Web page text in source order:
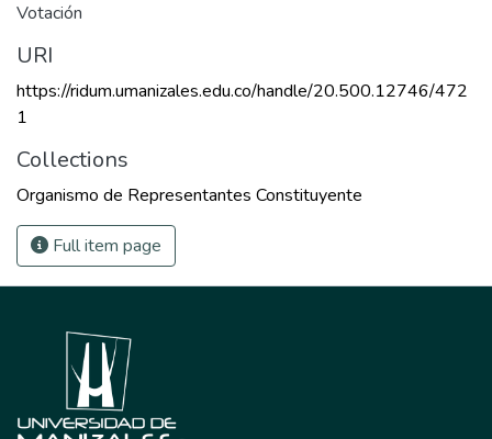
Votación
URI
https://ridum.umanizales.edu.co/handle/20.500.12746/472
1
Collections
Organismo de Representantes Constituyente
Full item page